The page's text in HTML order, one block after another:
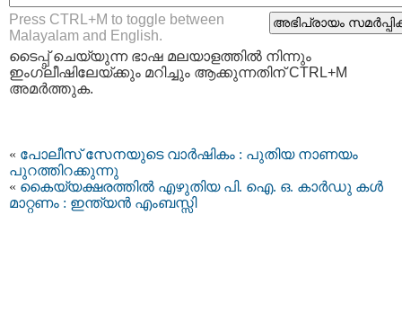
Press CTRL+M to toggle between
Malayalam and English.
ടൈപ്പ്‌ ചെയ്യുന്ന ഭാഷ മലയാളത്തില്‍ നിന്നും
ഇംഗ്ലീഷിലേയ്ക്കും മറിച്ചും ആക്കുന്നതിന് CTRL+M
അമര്‍ത്തുക.
« പോലീസ് സേനയുടെ വാര്‍ഷികം : പുതിയ നാണയം
പുറത്തിറക്കുന്നു
« കൈയ്യക്ഷരത്തില്‍ എഴുതിയ പി. ഐ. ഒ. കാര്‍ഡു കള്‍
മാറ്റണം : ഇന്ത്യന്‍ എംബസ്സി